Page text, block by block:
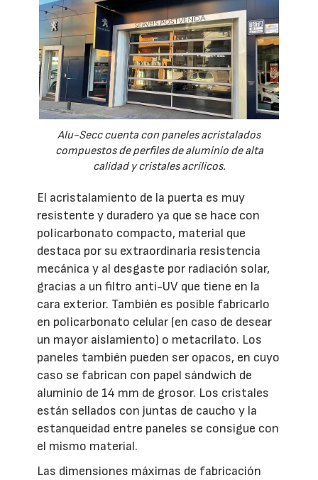
Alu-Secc cuenta con paneles acristalados
compuestos de perfiles de aluminio de alta
calidad y cristales acrílicos.
El acristalamiento de la puerta es muy
resistente y duradero ya que se hace con
policarbonato compacto, material que
destaca por su extraordinaria resistencia
mecánica y al desgaste por radiación solar,
gracias a un filtro anti-UV que tiene en la
cara exterior. También es posible fabricarlo
en policarbonato celular (en caso de desear
un mayor aislamiento) o metacrilato. Los
paneles también pueden ser opacos, en cuyo
caso se fabrican con papel sándwich de
aluminio de 14 mm de grosor. Los cristales
están sellados con juntas de caucho y la
estanqueidad entre paneles se consigue con
el mismo material.
Las dimensiones máximas de fabricación